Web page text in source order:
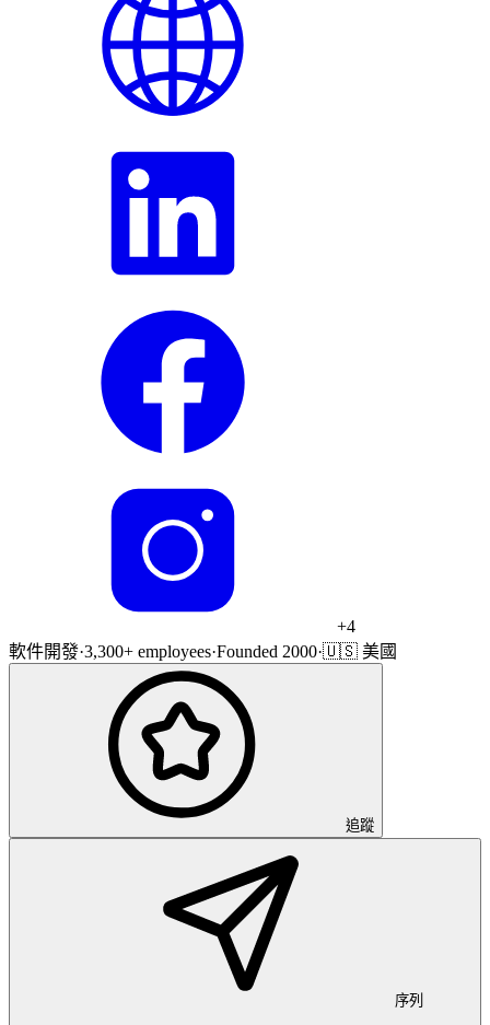
+4
軟件開發·3,300+ employees·Founded 2000·🇺🇸 美國
追蹤
序列